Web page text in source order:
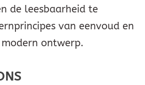
de leesbaarheid te
van eenvoud en
ontwerp.